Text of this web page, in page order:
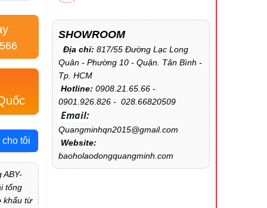
cho tôi
ABY-
tổng
khẩu từ
SHOWROOM
Địa chỉ: 817/55 Đường Lạc Long
Quân - Phường 10 - Quận. Tân Bình -
Tp. HCM
Hotline: 0908.21.65.66 -
0901.926.826 - 028.66820509
Email:
Quangminhqn2015@gmail.com
Website:
baoholaodongquangminh.com